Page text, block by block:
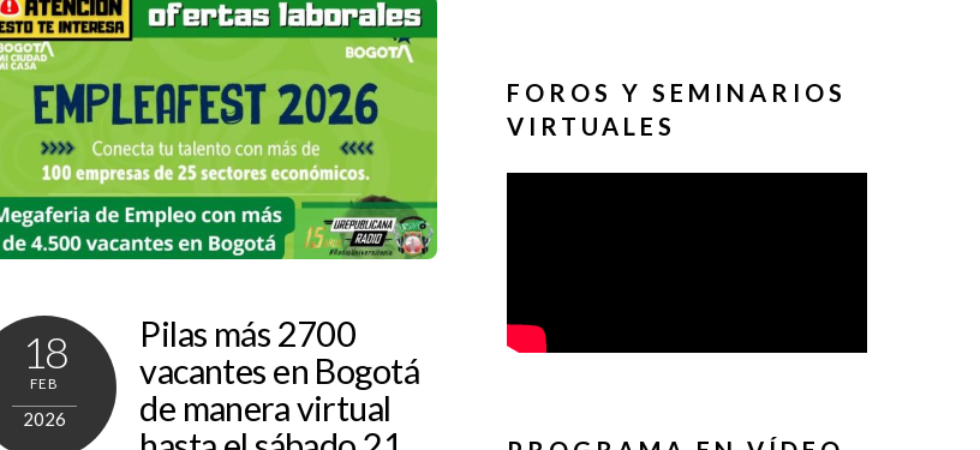
18
FEB
2026
Pilas más 2700
vacantes en Bogotá
de manera virtual
FOROS Y SEMINARIOS
VIRTUALES